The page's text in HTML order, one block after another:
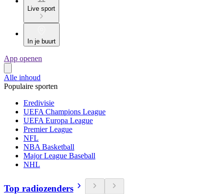
Live sport
In je buurt
App openen
Alle inhoud
Populaire sporten
Eredivisie
UEFA Champions League
UEFA Europa League
Premier League
NFL
NBA Basketball
Major League Baseball
NHL
Top radiozenders